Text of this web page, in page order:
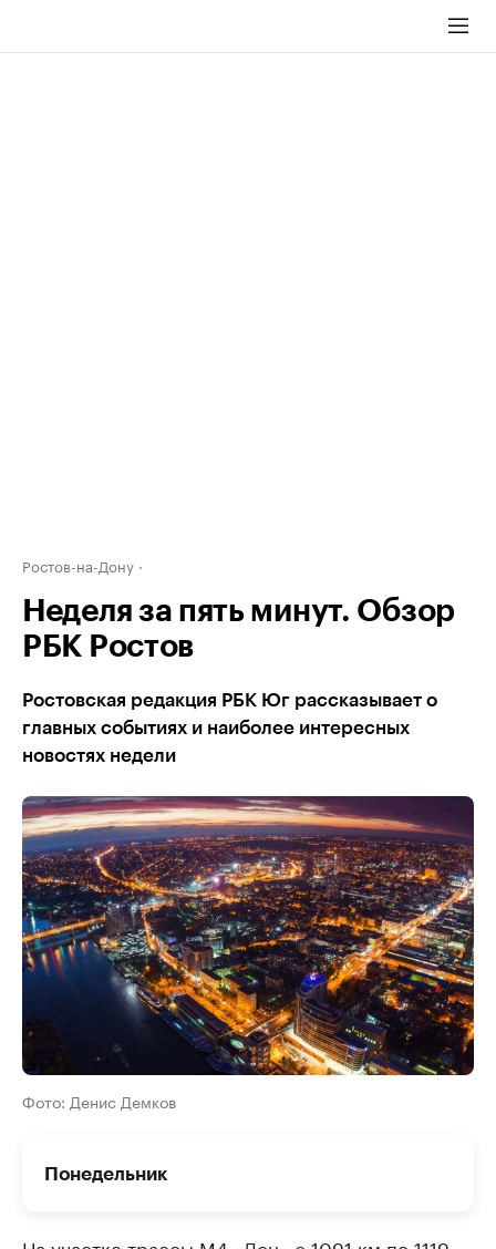
Ростов-на-Дону
Неделя за пять минут. Обзор
РБК Ростов
Ростовская редакция РБК Юг рассказывает о
главных событиях и наиболее интересных
новостях недели
Фото: Денис Демков
Понедельник